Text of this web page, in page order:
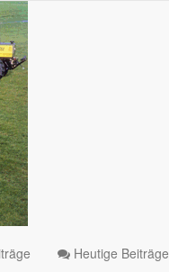
Heutige Beiträge